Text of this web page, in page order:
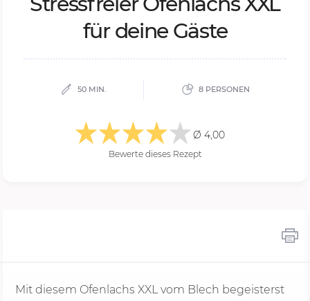
für dei­ne Gäs­te
50 MIN. 8 PERSONEN
Ø 4,00
Bewerte dieses Rezept
Mit diesem Ofenlachs XXL vom Blech begeisterst